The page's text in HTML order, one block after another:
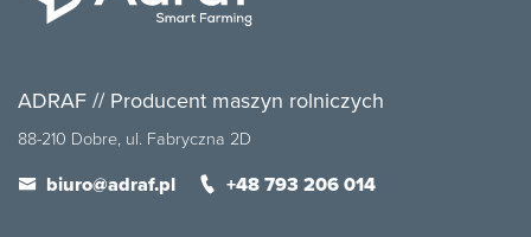
ADRAF // Producent maszyn rolniczych
88-210 Dobre, ul. Fabryczna 2D
biuro@adraf.pl +48 793 206 014